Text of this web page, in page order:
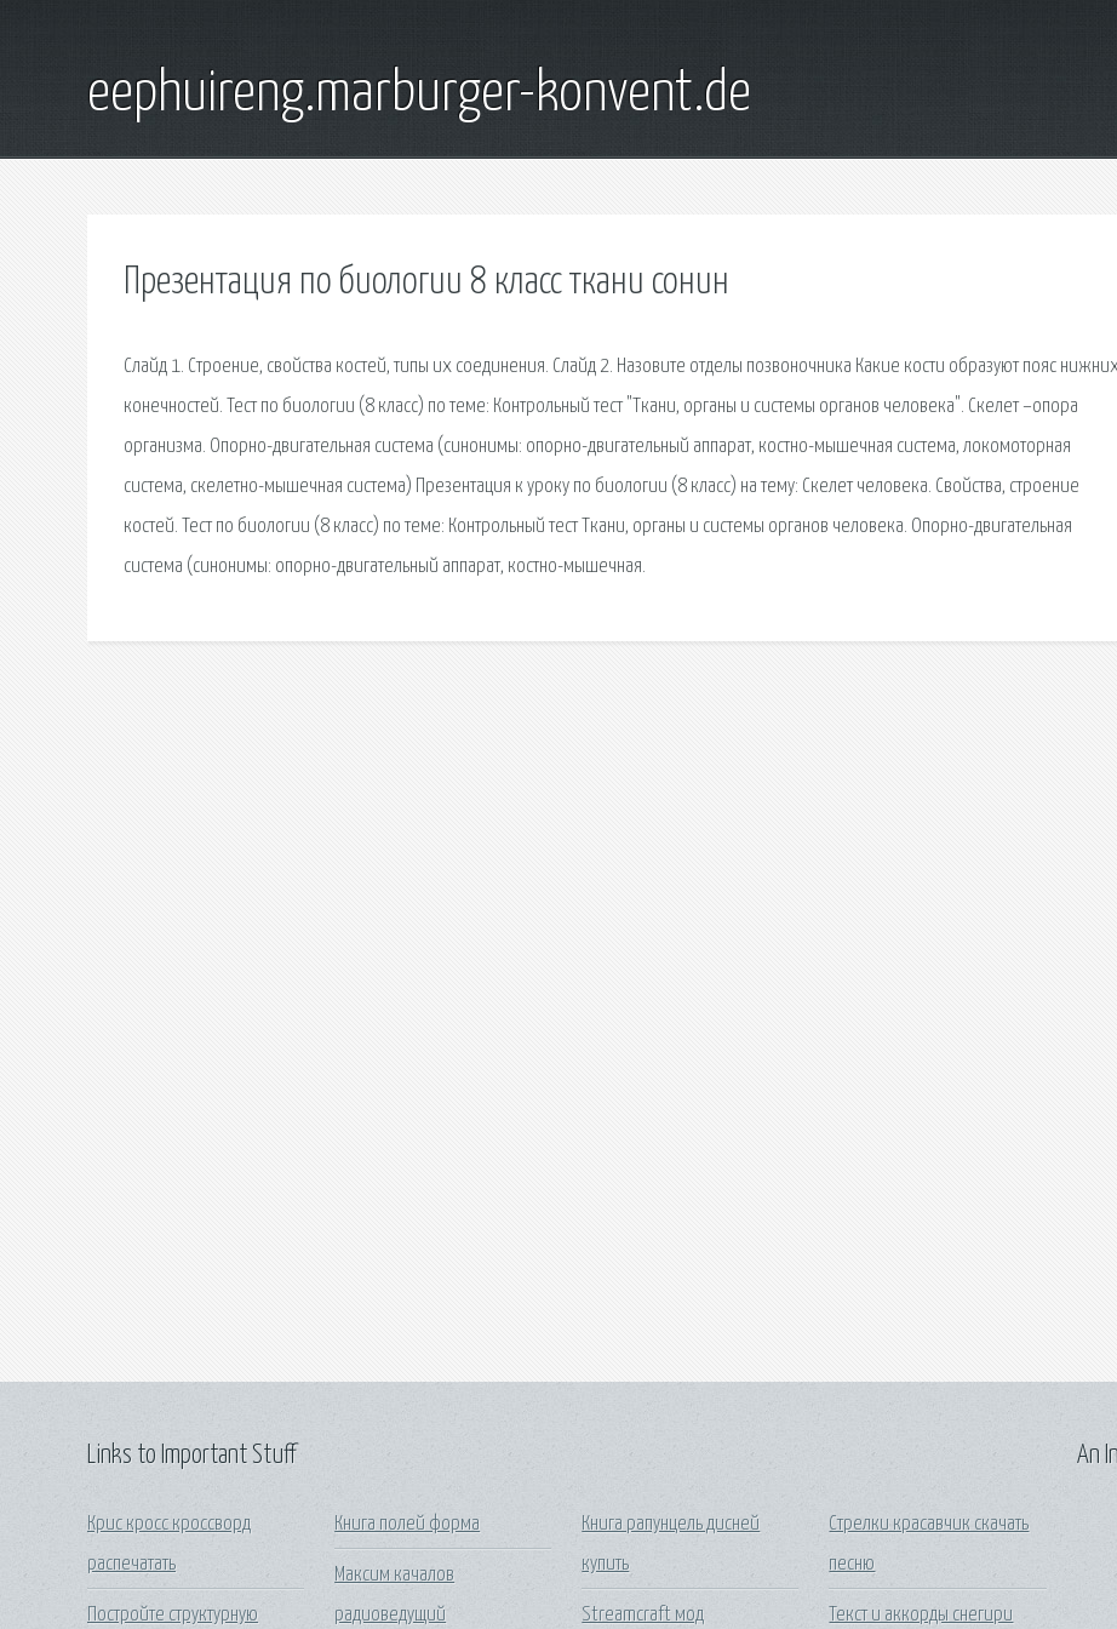
eephuireng.marburger-konvent.de
Презентация по биологии 8 класс ткани сонин
Слайд 1. Строение, свойства костей, типы их соединения. Слайд 2. Назовите отделы позвоночника Какие кости образуют пояс
конечностей. Тест по биологии (8 класс) по теме: Контрольный тест "Ткани, органы и системы органов человека". Скелет –опора
организма. Опорно-двигательная система (синонимы: опорно-двигательный аппарат, костно-мышечная система, локомоторная
система, скелетно-мышечная система) Презентация к уроку по биологии (8 класс) на тему: Скелет человека. Свойства, строение
костей. Тест по биологии (8 класс) по теме: Контрольный тест Ткани, органы и системы органов человека. Опорно-двигательная
система (синонимы: опорно-двигательный аппарат, костно-мышечная.
Links to Important Stuff
Крис кросс кроссворд
распечатать
Постройте структурную
Книга полей форма
Максим качалов
радиоведущий
Книга рапунцель дисней
купить
Streamcraft мод
Стрелки красавчик скачать
песню
Текст и аккорды снегири
An